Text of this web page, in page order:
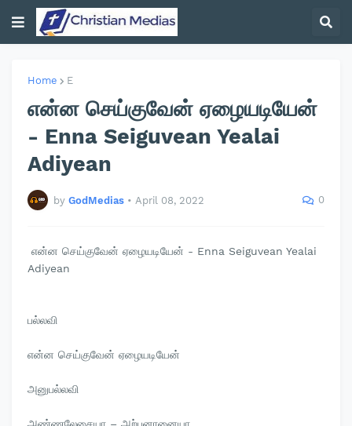
Home E
என்ன செய்குவேன் ஏழையடியேன்
- Enna Seiguvean Yealai
Adiyean
by GodMedias • April 08, 2022 0
என்ன செய்குவேன் ஏழையடியேன் - Enna Seiguvean Yealai
Adiyean
பல்லவி
என்ன செய்குவேன் ஏழையடியேன்
அனுபல்லவி